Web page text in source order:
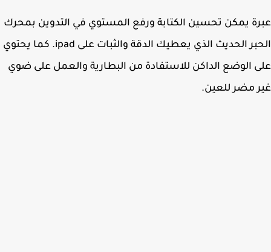
يمكن تحسين الكتابة ورفع المستوي في التدوين بمحرك
الحبر الحديث الذي يعطيك الدقة والثبات على ipad. كما يحتوي
الوضع الداكن للاستفادة من البطارية والعمل على ضوي
مضر للعين.